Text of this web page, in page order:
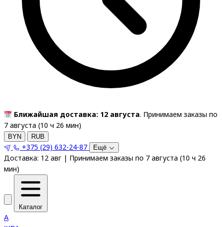
Ближайшая доставка: 12 августа. Принимаем заказы по
7 августа (10 ч 26 мин)
BYN RUB
+375 (29) 632-24-87 Ещё
Доставка: 12 авг | Принимаем заказы по 7 августа (10 ч 26
мин)
Каталог
A